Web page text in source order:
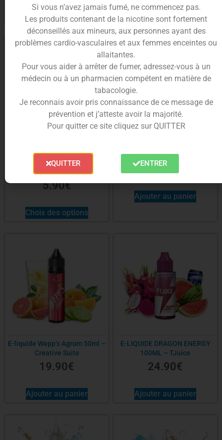
Ajouter au panier Ajouter au panier
LiquideLab
5.90€
Choix des options
Creative Suite
19.90
Ajouter au panier
E-liquide Wepp’s Agrum 50ml –
Creative Suite
19.90€
Ajouter au panier
E-LIQUIDE DRAGON ENERGY
100ML – TJuice
24.90€
Ajouter au panier
Si vous n’avez jamais fumé, ne commencez pas.
Les produits contenant de la nicotine sont fortement
déconseillés aux mineurs, aux personnes ayant des
problèmes cardio-vasculaires et aux femmes enceintes ou
allaitantes.
Pour vous aider à arrêter de fumer, adressez-vous à un
médecin ou à un pharmacien compétent en matière de
tabacologie.
Je reconnais avoir pris connaissance de ce message de
prévention et j’atteste avoir la majorité.
Pour quitter ce site cliquez sur QUITTER
QUITTER ENTRER